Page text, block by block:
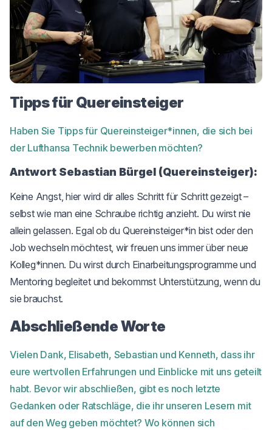
Tipps für Quereinsteiger
Haben Sie Tipps für Quereinsteiger*innen, die sich bei
der Lufthansa Technik bewerben möchten?
Antwort Sebastian Bürgel (Quereinsteiger):
Keine Angst, hier wird dir alles Schritt für Schritt gezeigt –
selbst wie man eine Schraube richtig anzieht. Du wirst nie
allein gelassen. Egal ob du Quereinsteiger*in bist oder den
Job wechseln möchtest, wir freuen uns immer über neue
Kolleg*innen. Du wirst durch Einarbeitungsprogramme und
Mentoring begleitet und bekommst Unterstützung, wenn du
sie brauchst.
Abschließende Worte
Vielen Dank, Elisabeth, Sebastian und Kenneth, dass ihr
eure wertvollen Erfahrungen und Einblicke mit uns geteilt
habt. Bevor wir abschließen, gibt es noch letzte
Gedanken oder Ratschläge, die ihr unseren Lesern mit
auf den Weg geben möchtet? Wo können sich